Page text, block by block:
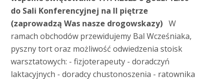
do Sali Konferencyjnej na II piętrze
(zaprowadzą Was nasze drogowskazy) W
ramach obchodów przewidujemy Bal Wcześniaka,
pyszny tort oraz możliwość odwiedzenia stoisk
warsztatowych: - fizjoterapeuty - doradczyń
laktacyjnych - doradcy chustonoszenia - ratownika